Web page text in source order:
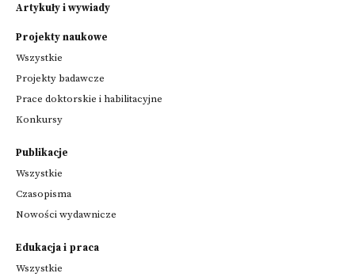
Artykuły i wywiady
Projekty naukowe
Wszystkie
Projekty badawcze
Prace doktorskie i habilitacyjne
Konkursy
Publikacje
Wszystkie
Czasopisma
Nowości wydawnicze
Edukacja i praca
Wszystkie